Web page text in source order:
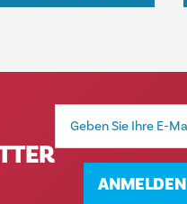
E-
Mail-
ANMELDEN